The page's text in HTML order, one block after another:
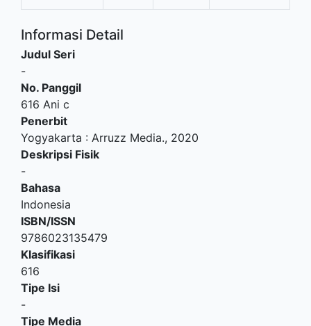
Informasi Detail
Judul Seri
-
No. Panggil
616 Ani c
Penerbit
Yogyakarta : Arruzz Media., 2020
Deskripsi Fisik
-
Bahasa
Indonesia
ISBN/ISSN
9786023135479
Klasifikasi
616
Tipe Isi
-
Tipe Media